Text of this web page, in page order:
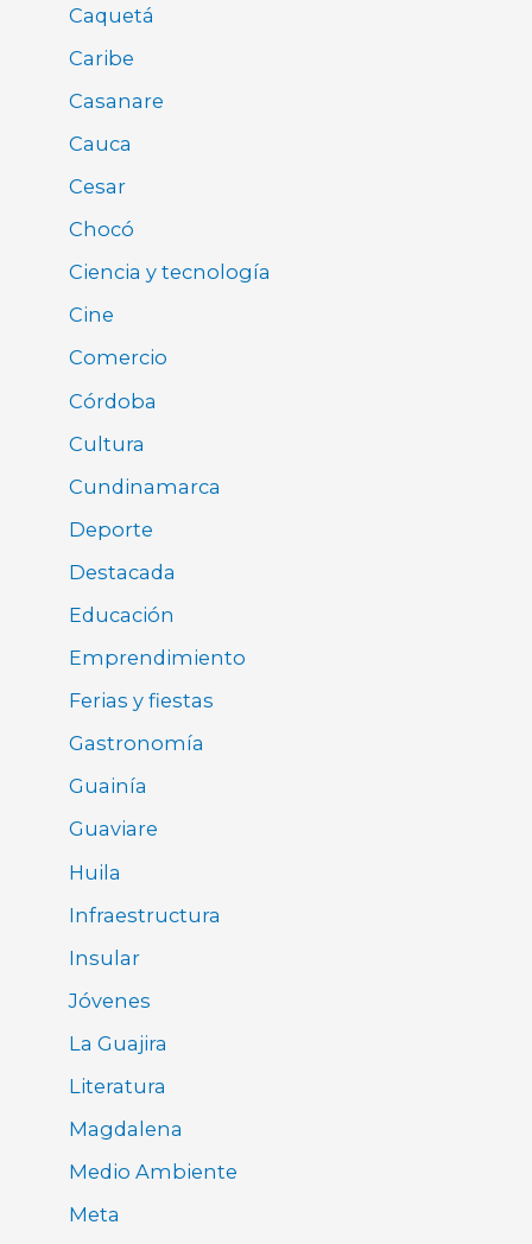
Caquetá
Caribe
Casanare
Cauca
Cesar
Chocó
Ciencia y tecnología
Cine
Comercio
Córdoba
Cultura
Cundinamarca
Deporte
Destacada
Educación
Emprendimiento
Ferias y fiestas
Gastronomía
Guainía
Guaviare
Huila
Infraestructura
Insular
Jóvenes
La Guajira
Literatura
Magdalena
Medio Ambiente
Meta